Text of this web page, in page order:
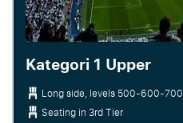
Kategori 1 Upper
Long side, levels 500-600-700
Seating in 3rd Tier